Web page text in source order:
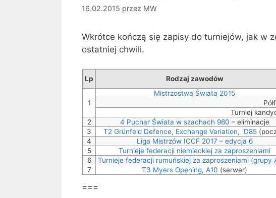
16.02.2015 przez MW
Wkrótce kończą się zapisy do turniejów, jak w
ostatniej chwili.
Lp Rodzaj zawodów
1
Mistrzostwa Świata 2015
Turniej
2
4 Puchar Świata w szachach 960 – eliminacje
3
T2 Grünfeld Defence, Exchange Variation, D85
4
Liga Mistrzów ICCF 2017 – edycja 6
5
Turnieje federacji niemieckiej za zaproszeniami
6
Turnieje federacji rumuńskiej za zaproszeniami (grupy
7
T3 Myers Opening, A10 (serwer)
===